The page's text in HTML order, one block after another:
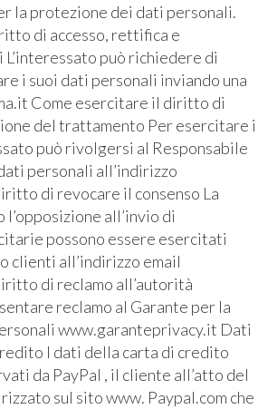
la protezione dei dati personali.
di accesso, rettifica e
può richiedere di
i suoi dati personali inviando una
Come esercitare il diritto di
del trattamento Per esercitare i
può rivolgersi al Responsabile
personali all’indirizzo
di revocare il consenso La
l’opposizione all’invio di
possono essere esercitati
clienti all’indirizzo email
di reclamo all’autorità
reclamo al Garante per la
www.garanteprivacy.it Dati
I dati della carta di credito
da PayPal , il cliente all’atto del
sul sito www. Paypal.com che